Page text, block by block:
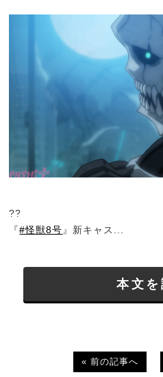
??
『#怪獣8号 』新キャス...
本文を
« 前の記事へ